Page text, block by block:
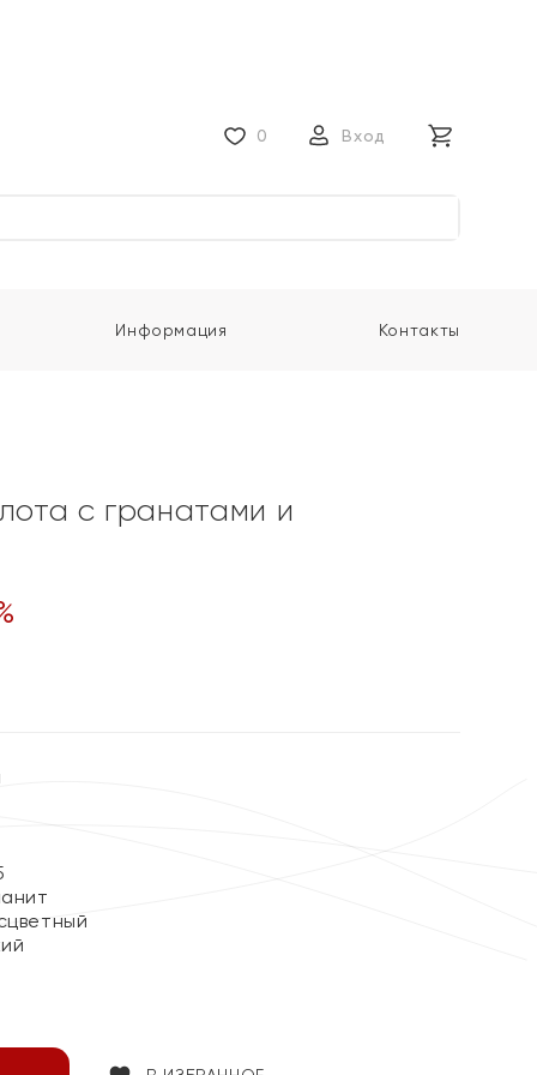
0 Вход
Информация Контакты
с гранатами и